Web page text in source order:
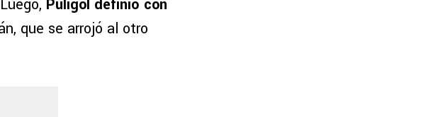
Puligol definió con
que se arrojó al otro